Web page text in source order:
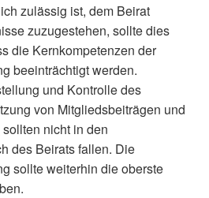
zulässig ist, dem Beirat
zuzugestehen, sollte dies
die Kernkompetenzen der
beeinträchtigt werden.
und Kontrolle des
von Mitgliedsbeiträgen und
sollten nicht in den
des Beirats fallen. Die
sollte weiterhin die oberste